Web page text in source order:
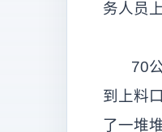
务人员
70公
到上料
了一堆